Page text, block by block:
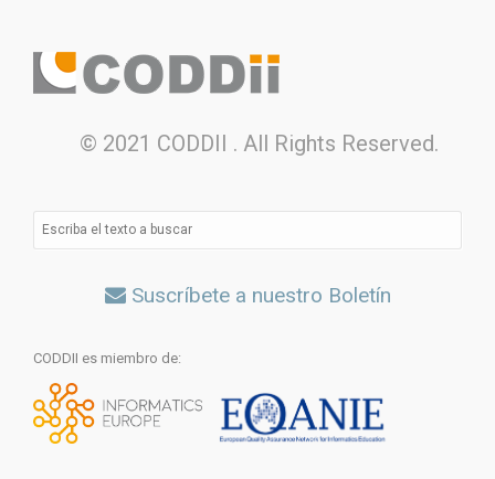
© 2021 CODDII . All Rights Reserved.
Suscríbete a nuestro Boletín
CODDII es miembro de: